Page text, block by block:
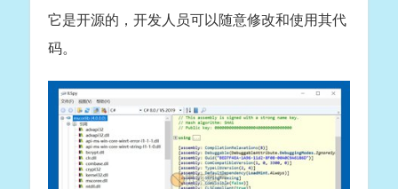
它是开源的，开发人员可以随意修改和使用其代
码。